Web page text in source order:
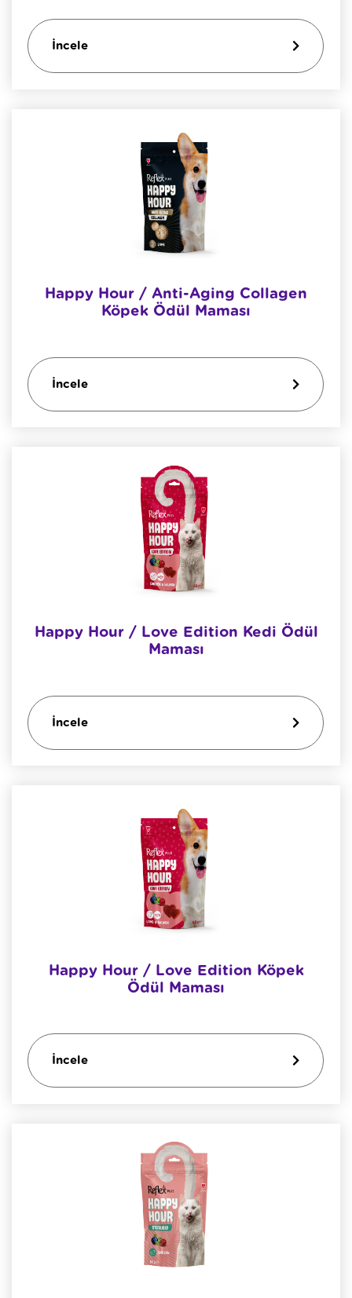
İncele
Happy Hour / Anti-Aging Collagen
Köpek Ödül Maması
İncele
Happy Hour / Love Edition Kedi Ödül
Maması
İncele
Happy Hour / Love Edition Köpek
Ödül Maması
İncele